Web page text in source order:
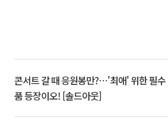
콘서트 갈 때 응원봉만?⋯'최애' 위한 필수
품 등장이오! [솔드아웃]